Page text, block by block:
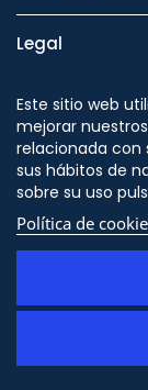
Legal
Seguridad
Este sitio web
mejorar
relacionada con
sus hábitos de
sobre su uso
Política de